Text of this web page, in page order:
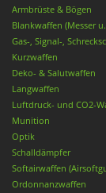
Armbrüste & Bögen
Blankwaffen (Messer
Gas-, Signal-,
Kurzwaffen
Deko- & Salutwaffen
Langwaffen
Luftdruck- und CO2-
Munition
Optik
Schalldämpfer
Softairwaffen
Ordonnanzwaffen